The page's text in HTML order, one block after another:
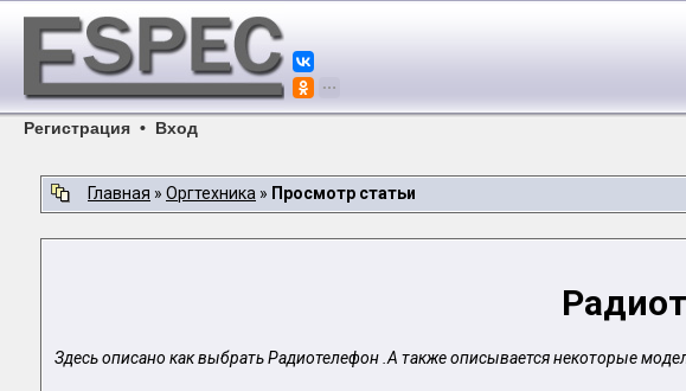
Регистрация • Вход
Главная » Оргтехника » Просмотр статьи
Здесь описано как выбрать Радиотелефон .А также описывается некоторые